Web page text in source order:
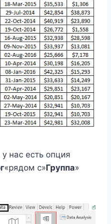
нас есть опция
«рядом с»Группа»